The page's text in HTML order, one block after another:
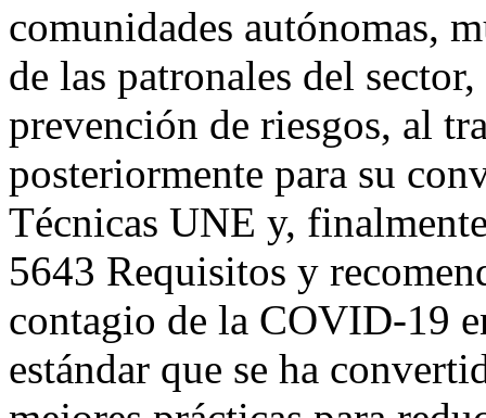
comunidades autónomas,
de las patronales del
prevención de riesgos, al
posteriormente para su
Técnicas UNE y,
5643 Requisitos y
contagio de la COVID-19
estándar que se ha